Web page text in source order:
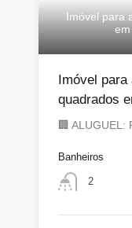
Imóvel para
Imóvel para
quadrados
🏢
Banheiros
2